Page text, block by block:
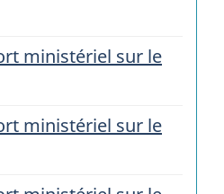
ministériel sur le
ministériel sur le